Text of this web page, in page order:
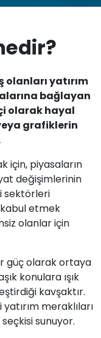
yatırım
bağlayan
olarak hayal
grafiklerin
için, piyasaların
değişimlerinin
sektörleri
etmek
olanlar için
güç olarak ortaya
konulara ışık
kavşaktır.
meraklıları
sunuyor.